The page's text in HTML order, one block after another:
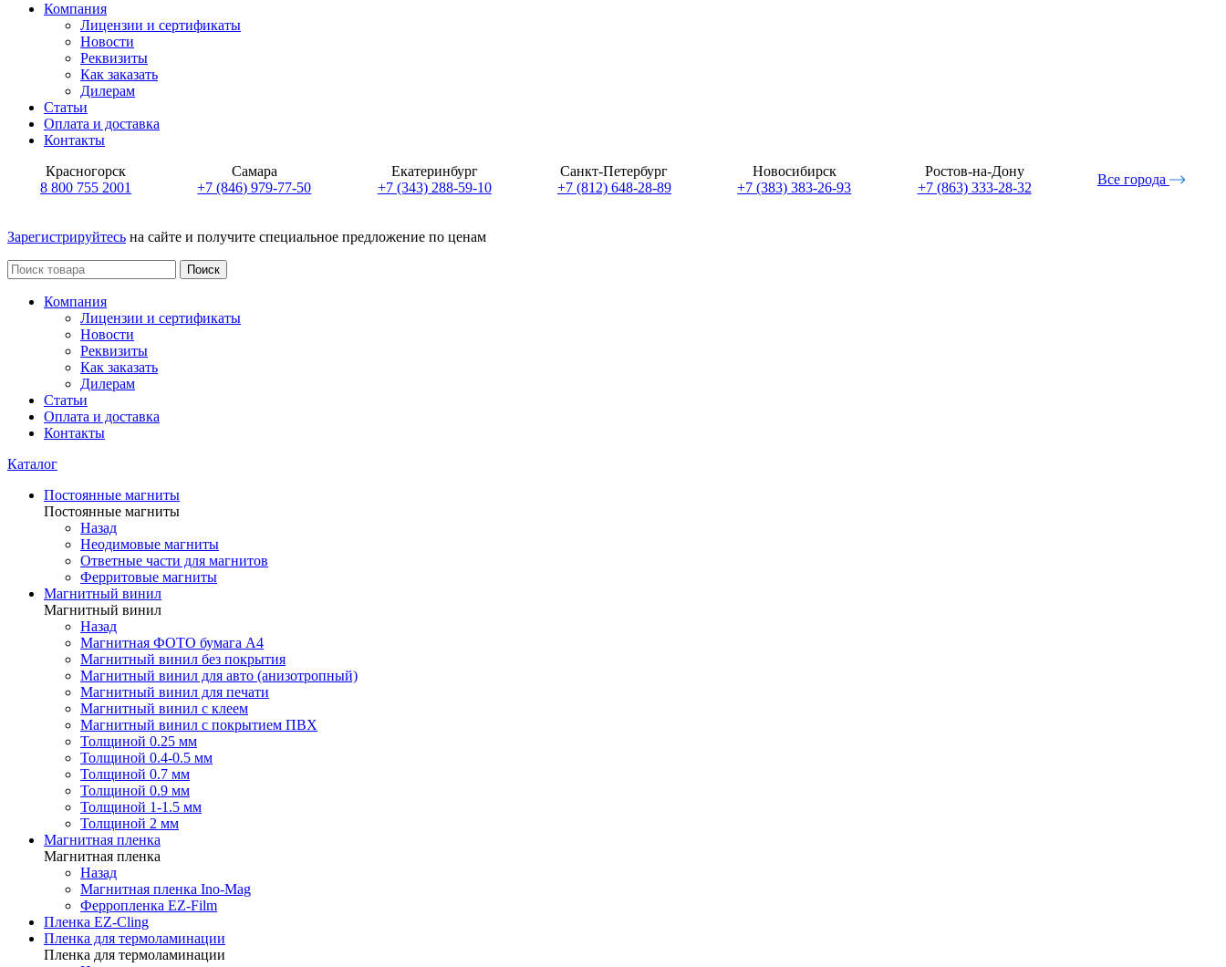
Компания
Лицензии и сертификаты
Новости
Реквизиты
Как заказать
Дилерам
Статьи
Оплата и доставка
Контакты
Красногорск
8 800 755 2001
Самара
+7 (846) 979-77-50
Екатеринбург
+7 (343) 288-59-10
Санкт-Петербург
+7 (812) 648-28-89
Новосибирск
+7 (383) 383-26-93
Ростов-на-Дону
+7 (863) 333-28-32
Все города
Зарегистрируйтесь на сайте и получите специальное предложение по ценам
Поиск
Компания
Лицензии и сертификаты
Новости
Реквизиты
Как заказать
Дилерам
Статьи
Оплата и доставка
Контакты
Каталог
Постоянные магниты
Постоянные магниты
Назад
Неодимовые магниты
Ответные части для магнитов
Ферритовые магниты
Магнитный винил
Магнитный винил
Назад
Магнитная ФОТО бумага А4
Магнитный винил без покрытия
Магнитный винил для авто (анизотропный)
Магнитный винил для печати
Магнитный винил с клеем
Магнитный винил с покрытием ПВХ
Толщиной 0.25 мм
Толщиной 0.4-0.5 мм
Толщиной 0.7 мм
Толщиной 0.9 мм
Толщиной 1-1.5 мм
Толщиной 2 мм
Магнитная пленка
Магнитная пленка
Назад
Магнитная пленка Ino-Mag
Ферропленка EZ-Film
Пленка EZ-Cling
Пленка для термоламинации
Пленка для термоламинации